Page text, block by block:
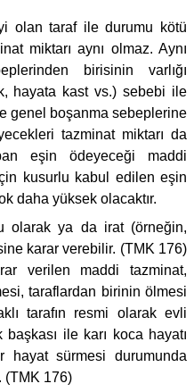
olan taraf ile durumu kötü
miktarı aynı olmaz. Aynı
birisinin varlığı
hayata kast vs.) sebebi ile
genel boşanma sebeplerine
tazminat miktarı da
eşin ödeyeceği maddi
kusurlu kabul edilen eşin
daha yüksek olacaktır.
olarak ya da irat (örneğin,
karar verebilir. (TMK 176)
verilen maddi tazminat,
taraflardan birinin ölmesi
tarafın resmi olarak evli
ile karı koca hayatı
sürmesi durumunda
(TMK 176)